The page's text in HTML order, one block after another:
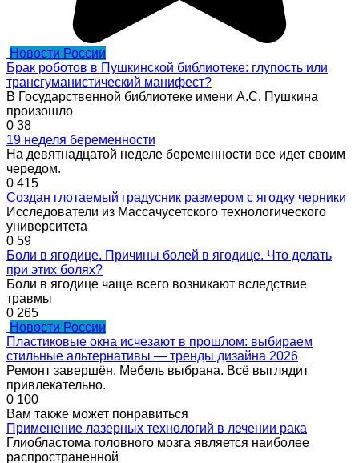
Новости России
Брак роботов в Пушкинской библиотеке: глупость или
трансгуманистический манифест?
В Государственной библиотеке имени А.С. Пушкина
произошло
0 38
19 неделя беременности
На девятнадцатой неделе беременности все идет своим
чередом.
0 415
Создан глотаемый градусник размером с ягодку черники
Исследователи из Массачусетского технологического
университета
0 59
Боли в ягодице. Причины болей в ягодице. Что делать
при этих болях?
Боли в ягодице чаще всего возникают вследствие
травмы
0 265
Новости России
Пластиковые окна исчезают в прошлом: выбираем
стильные альтернативы — тренды дизайна 2026
Ремонт завершён. Мебель выбрана. Всё выглядит
привлекательно.
0 100
Вам также может понравиться
Применение лазерных технологий в лечении рака
Глиобластома головного мозга является наиболее
распространенной